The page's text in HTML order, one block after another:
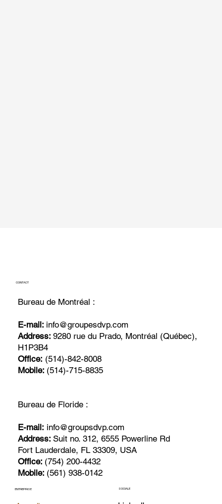
SOCIALE
ENTREPRISE
Bureau de Montréal :
E-mail: info@groupesdvp.com
Address: 9280 rue du Prado, Montréal (Québec),
H1P3B4
Office: (514)-842-8008
Mobile: (514)-715-8835
Bureau de Floride :
E-mail: info@groupsdvp.com
Address: Suit no. 312, 6555 Powerline Rd
Fort Lauderdale, FL 33309, USA
Office: (754) 200-4432
Mobile: (561) 938-0142
CONTACT